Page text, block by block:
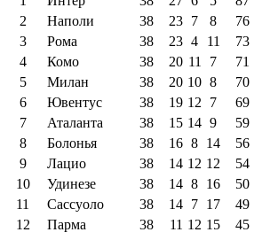
2
Наполи 38 23 7 8
76
3
Рома 38 23 4 11
73
4
Комо 38 20 11 7
71
5
Милан 38 20 10 8
70
6
Ювентус 38 19 12 7
69
7
Аталанта 38 15 14 9
59
8
Болонья 38 16 8 14
56
9
Лацио 38 14 12 12
54
10
Удинезе 38 14 8 16
50
11
Сассуоло 38 14 7 17
49
12
Парма 38 11 12 15
45